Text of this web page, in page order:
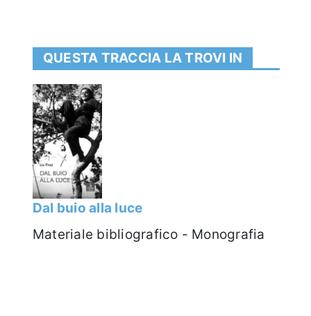
QUESTA TRACCIA LA TROVI IN
Dal buio alla luce
Materiale bibliografico - Monografia